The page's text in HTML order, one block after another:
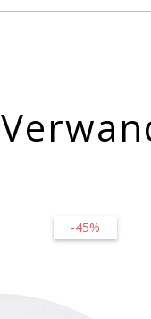
-45%